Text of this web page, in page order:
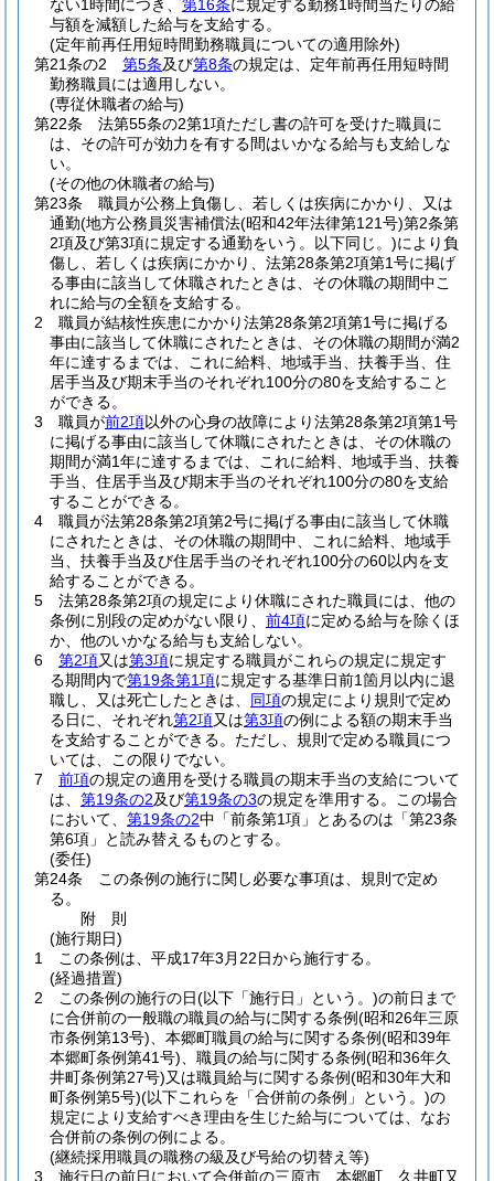
ない1時間につき、 第16条に規定する勤務1時間当たりの給
与額を減額した給与を支給する。
(定年前再任用短時間勤務職員についての適用除外)
第21条の2
第5条及び第8条の規定は、定年前再任用短時間
勤務職員には適用しない。
(専従休職者の給与)
第22条
法第55条の2第1項ただし書の許可を受けた職員に
は、その許可が効力を有する間はいかなる給与も支給しな
い。
(その他の休職者の給与)
第23条
職員が公務上負傷し、若しくは疾病にかかり、又は
通勤(地方公務員災害補償法(昭和42年法律第121号)第2条第
2項及び第3項に規定する通勤をいう。以下同じ。)により負
傷し、若しくは疾病にかかり、法第28条第2項第1号に掲げ
る事由に該当して休職されたときは、その休職の期間中こ
れに給与の全額を支給する。
2
職員が結核性疾患にかかり法第28条第2項第1号に掲げる
事由に該当して休職にされたときは、その休職の期間が満2
年に達するまでは、これに給料、地域手当、扶養手当、住
居手当及び期末手当のそれぞれ100分の80を支給すること
ができる。
3
職員が前2項以外の心身の故障により法第28条第2項第1号
に掲げる事由に該当して休職にされたときは、その休職の
期間が満1年に達するまでは、これに給料、地域手当、扶養
手当、住居手当及び期末手当のそれぞれ100分の80を支給
することができる。
4
職員が法第28条第2項第2号に掲げる事由に該当して休職
にされたときは、その休職の期間中、これに給料、地域手
当、扶養手当及び住居手当のそれぞれ100分の60以内を支
給することができる。
5
法第28条第2項の規定により休職にされた職員には、他の
条例に別段の定めがない限り、 前4項に定める給与を除くほ
か、他のいかなる給与も支給しない。
6
第2項又は第3項に規定する職員がこれらの規定に規定す
る期間内で第19条第1項に規定する基準日前1箇月以内に退
職し、又は死亡したときは、 同項の規定により規則で定め
る日に、それぞれ第2項又は第3項の例による額の期末手当
を支給することができる。 ただし、規則で定める職員につ
いては、この限りでない。
7
前項の規定の適用を受ける職員の期末手当の支給について
は、 第19条の2及び第19条の3の規定を準用する。
この場合
において、 第19条の2中「前条第1項」とあるのは「第23条
第6項」と読み替えるものとする。
(委任)
第24条
この条例の施行に関し必要な事項は、規則で定め
る。
附 則
(施行期日)
1
この条例は、平成17年3月22日から施行する。
(経過措置)
2
この条例の施行の日(以下「施行日」という。)の前日まで
に合併前の一般職の職員の給与に関する条例(昭和26年三原
市条例第13号) 、本郷町職員の給与に関する条例(昭和39年
本郷町条例第41号) 、職員の給与に関する条例(昭和36年久
井町条例第27号)又は職員給与に関する条例(昭和30年大和
町条例第5号)(以下これらを「合併前の条例」という。)の
規定により支給すべき理由を生じた給与については、なお
合併前の条例の例による。
(継続採用職員の職務の級及び号給の切替え等)
3
施行日の前日において合併前の三原市、本郷町、久井町又